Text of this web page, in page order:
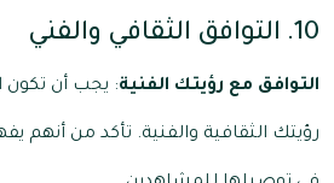
10. التوافق الثقافي والفني
التوافق مع رؤيتك الفنية: يجب أن تكون
رؤيتك الثقافية والفنية. تأكد من أنهم